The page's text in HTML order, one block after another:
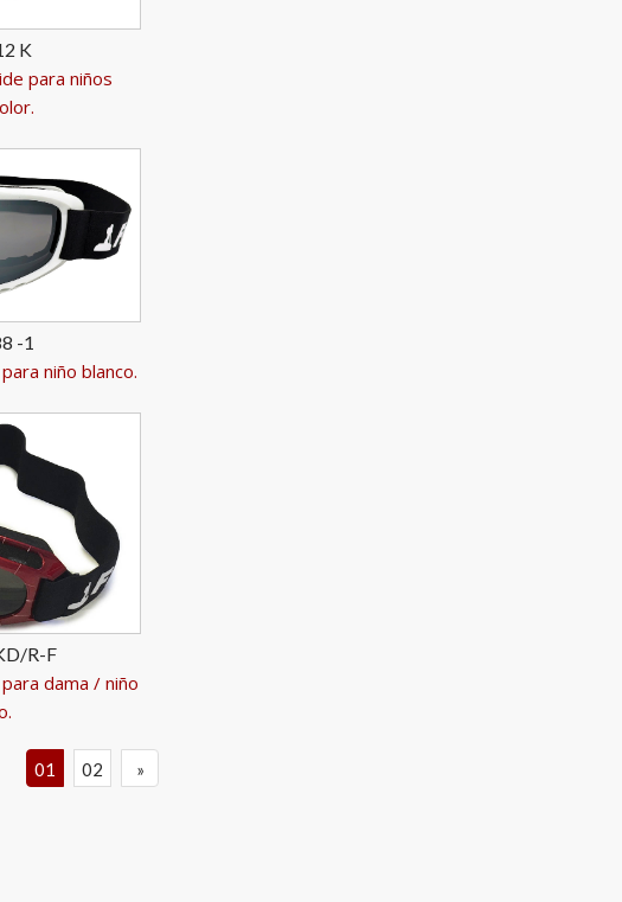
K
para niños
-1
niño blanco.
R-F
dama / niño
01 02 »